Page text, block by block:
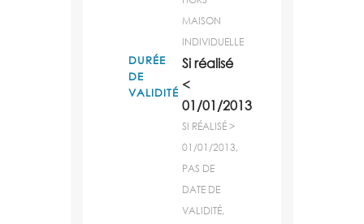
MAISON
INDIVIDUELLE
DURÉE
DE
VALIDITÉ
Si réalisé
<
01/01/2013
SI RÉALISÉ >
01/01/2013,
PAS DE
DATE DE
VALIDITÉ,